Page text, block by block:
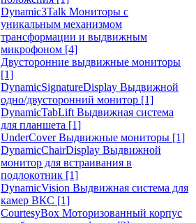
Dynamic3Talk Мониторы с
уникальным механизмом
трансформации и выдвижным
микрофоном [4]
Двусторонние выдвижные мониторы
[1]
DynamicSignatureDisplay Выдвижной
одно/двусторонний монитор [1]
DynamicTabLift Выдвижная система
для планшета [1]
UnderCover Выдвижные мониторы [1]
DynamicChairDisplay Выдвижной
монитор для встраивания в
подлокотник [1]
DynamicVision Выдвижная система для
камер ВКС [1]
CourtesyBox Моторизованный корпус